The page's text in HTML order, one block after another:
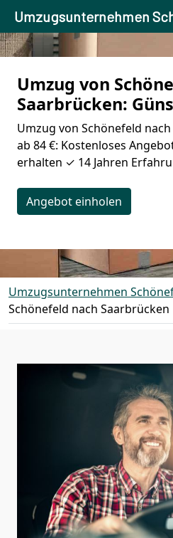
Umzugsunternehmen
Umzug von
Saarbrücken:
Umzug von Schönefeld
ab 84 €: Kostenloses
erhalten ✓ 14 Jahren
Angebot einholen
Umzugsunternehmen
Schönefeld nach Saarbrücken